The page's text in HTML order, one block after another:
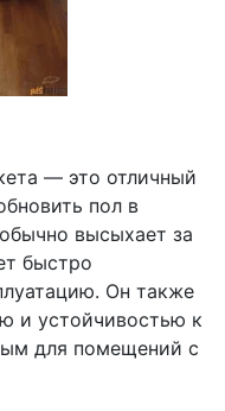
— это отличный
пол в
высыхает за
быстро
Он также
и устойчивостью к
для помещений с